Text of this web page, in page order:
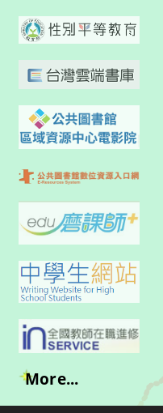
More...